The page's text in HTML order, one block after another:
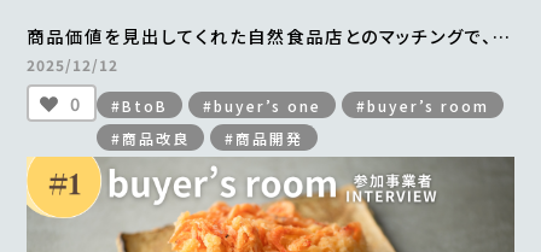
商品価値を見出してくれた自然食品店とのマッチングで、
手づくりの「はちみつ干し柿」がすべて完売
＜from buyer’s one＞
2025/12/12
0 #BtoB #buyer’s one
#buyer’s room
#商品改良
#商品開発